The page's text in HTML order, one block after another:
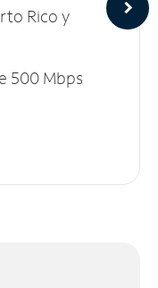
Rico y
500 Mbps